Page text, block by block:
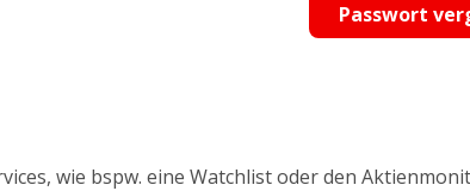
Passwort
wie bspw. eine Watchlist oder den